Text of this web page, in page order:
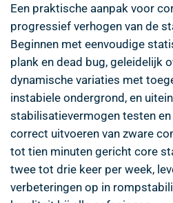
Een praktische aanpak voor
progressief verhogen van de
Beginnen met eenvoudige
plank en dead bug, geleidelijk
dynamische variaties met
instabiele ondergrond, en
stabilisatievermogen testen
correct uitvoeren van zware
tot tien minuten gericht core
twee tot drie keer per week,
verbeteringen op in